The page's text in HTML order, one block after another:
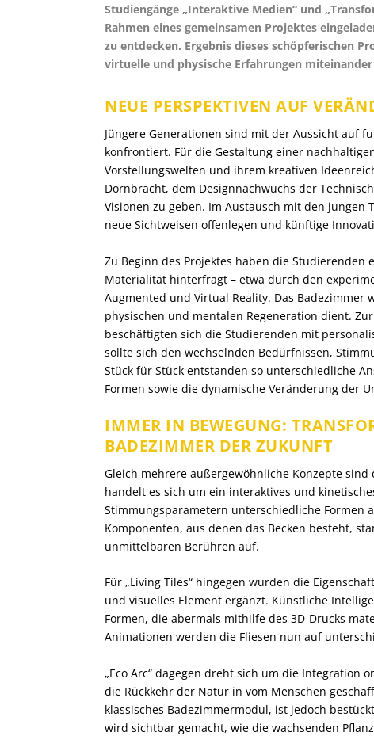
Studiengänge „Interaktive Medien“ und
Rahmen eines gemeinsamen Projektes
zu entdecken. Ergebnis dieses schöpferischen
virtuelle und physische Erfahrungen
NEUE PERSPEKTIVEN AUF
Jüngere Generationen sind mit der Aussicht auf
konfrontiert. Für die Gestaltung einer
Vorstellungswelten und ihrem kreativen
Dornbracht, dem Designnachwuchs der
Visionen zu geben. Im Austausch mit den
neue Sichtweisen offenlegen und künftige
Zu Beginn des Projektes haben die
Materialität hinterfragt – etwa durch den
Augmented und Virtual Reality. Das Badezimmer
physischen und mentalen Regeneration dient.
beschäftigten sich die Studierenden mit
sollte sich den wechselnden Bedürfnissen,
Stück für Stück entstanden so unterschiedliche
Formen sowie die dynamische Veränderung der
IMMER IN BEWEGUNG:
BADEZIMMER DER ZUKUNFT
Gleich mehrere außergewöhnliche Konzepte sind
handelt es sich um ein interaktives und
Stimmungsparametern unterschiedliche Formen
Komponenten, aus denen das Becken besteht,
unmittelbaren Berühren auf.
Für „Living Tiles“ hingegen wurden die
und visuelles Element ergänzt. Künstliche
Formen, die abermals mithilfe des 3D-Drucks
Animationen werden die Fliesen nun auf
„Eco Arc“ dagegen dreht sich um die Integration
die Rückkehr der Natur in vom Menschen
klassisches Badezimmermodul, ist jedoch
wird sichtbar gemacht, wie die wachsenden